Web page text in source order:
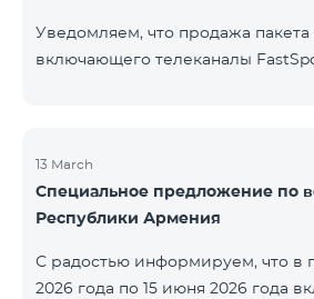
Уведомляем, что продажа пакета
включающего телеканалы
решением вещателя. По
получения дополнительной
обращаться в компанию «Фаст
13 March
Специальное предложение по
Республики Армения
С радостью информируем, что в
2026 года по 15 июня 2026 года